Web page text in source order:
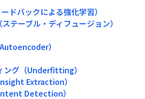
ドバックによる強化学習）
テーブル・ディフュージョン）
）
ング（Underfitting）
Extraction）
Detection）